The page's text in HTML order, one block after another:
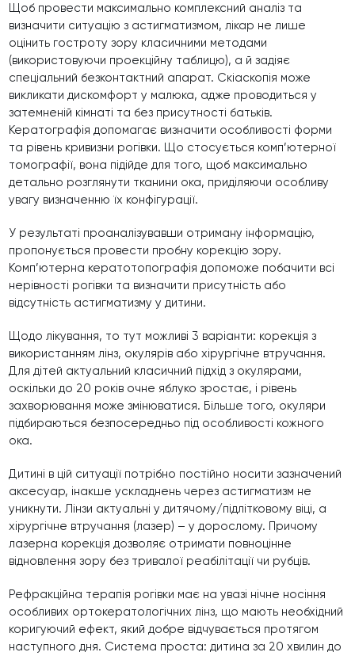
Щоб провести максимально комплексний аналіз та
визначити ситуацію з астигматизмом, лікар не лише
оцінить гостроту зору класичними методами
(використовуючи проекційну таблицю), а й задіяє
спеціальний безконтактний апарат. Скіаскопія може
викликати дискомфорт у малюка, адже проводиться у
затемненій кімнаті та без присутності батьків.
Кератографія допомагає визначити особливості форми
та рівень кривизни рогівки. Що стосується комп’ютерної
томографії, вона підійде для того, щоб максимально
детально розглянути тканини ока, приділяючи особливу
увагу визначенню їх конфігурації.
У результаті проаналізувавши отриману інформацію,
пропонується провести пробну корекцію зору.
Комп’ютерна кератотопографія допоможе побачити всі
нерівності рогівки та визначити присутність або
відсутність астигматизму у дитини.
Щодо лікування, то тут можливі 3 варіанти: корекція з
використанням лінз, окулярів або хірургічне втручання.
Для дітей актуальний класичний підхід з окулярами,
оскільки до 20 років очне яблуко зростає, і рівень
захворювання може змінюватися. Більше того, окуляри
підбираються безпосередньо під особливості кожного
ока.
Дитині в цій ситуації потрібно постійно носити зазначений
аксесуар, інакше ускладнень через астигматизм не
уникнути. Лінзи актуальні у дитячому/підлітковому віці, а
хірургічне втручання (лазер) – у дорослому. Причому
лазерна корекція дозволяє отримати повноцінне
відновлення зору без тривалої реабілітації чи рубців.
Рефракційна терапія рогівки має на увазі нічне носіння
особливих ортокератологічних лінз, що мають необхідний
коригуючий ефект, який добре відчувається протягом
наступного дня. Система проста: дитина за 20 хвилин до